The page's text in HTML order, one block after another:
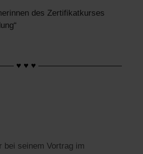
des Zertifikatkurses
♥ ♥ ♥ ——————————